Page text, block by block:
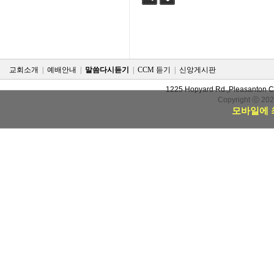
교회소개 예배안내 말씀다시듣기 CCM 듣기 신앙게시판
1225 Hopyard Rd.,Pleasanton
Copyright ⓒ
모바일에